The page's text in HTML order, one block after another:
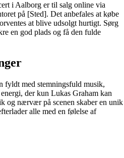
i Aalborg er til salg online via
på [Sted]. Det anbefales at købe
at blive udsolgt hurtigt. Sørg
en god plads og få den fulde
fyldt med stemningsfuld musik,
der kun Lukas Graham kan
og nærvær på scenen skaber en unik
alle med en følelse af